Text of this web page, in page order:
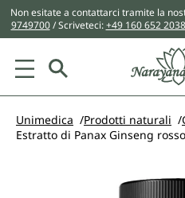
principale
Non esitate a contattarci tramite la
9749700/ Scriveteci:+49 160 652 2038
Unimedica Prodotti naturali
Salta la galleria di immagini